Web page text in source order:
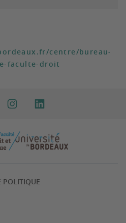
centre/bureau-
faculte-droit
POLITIQUE